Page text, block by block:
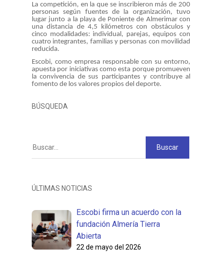
La competición, en la que se inscribieron más de 200
personas según fuentes de la organización, tuvo
lugar junto a la playa de Poniente de Almerimar con
una distancia de 4,5 kilómetros con obstáculos y
cinco modalidades: individual, parejas, equipos con
cuatro integrantes, familias y personas con movilidad
reducida.
Escobi, como empresa responsable con su entorno,
apuesta por iniciativas como esta porque promueven
la convivencia de sus participantes y contribuye al
fomento de los valores propios del deporte.
BÚSQUEDA
ÚLTIMAS NOTICIAS
Escobi firma un acuerdo con la
fundación Almería Tierra
Abierta
22 de mayo del 2026